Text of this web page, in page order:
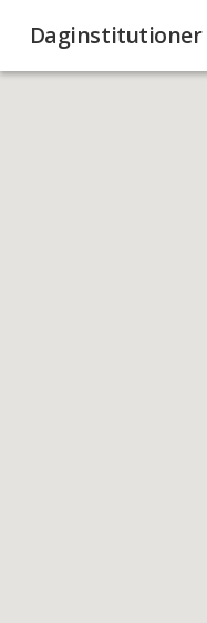
Daginstitutioner